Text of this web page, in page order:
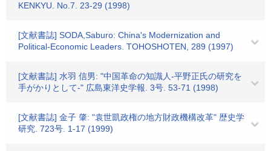
KENKYU. No.7. 23-29 (1998)
[文献書誌] SODA,Saburo: China's Modernization and
Political-Economic Leaders. TOHOSHOTEN, 289 (1997)
[文献書誌] 水羽 信男: "中国革命の知識人-平野正氏の研究を
手がかりとして-" 広島東洋史学報. 3号. 53-71 (1998)
[文献書誌] 金子 肇: "袁世凱政権の地方財政機構改革" 歴史学
研究. 723号. 1-17 (1999)